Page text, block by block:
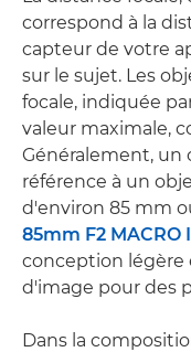
correspond à la
capteur de votre
sur le sujet. Les
focale, indiquée
valeur maximale,
Généralement, un
référence à un
d'environ 85 mm
85mm F2 MACRO
conception légère
d'image pour des
Dans la